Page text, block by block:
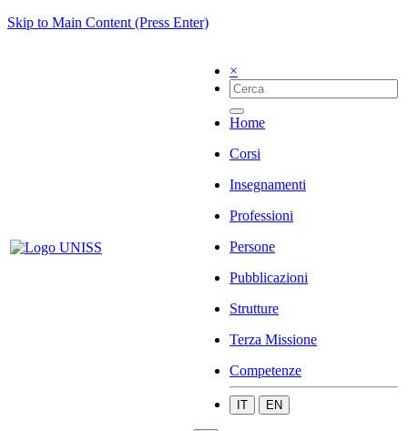
Skip to Main Content (Press Enter)
×
Home
Corsi
Insegnamenti
Professioni
Persone
Pubblicazioni
Strutture
Terza Missione
Competenze
IT EN